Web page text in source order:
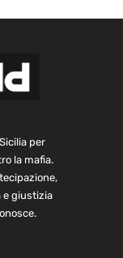
per
la mafia.
e giustizia